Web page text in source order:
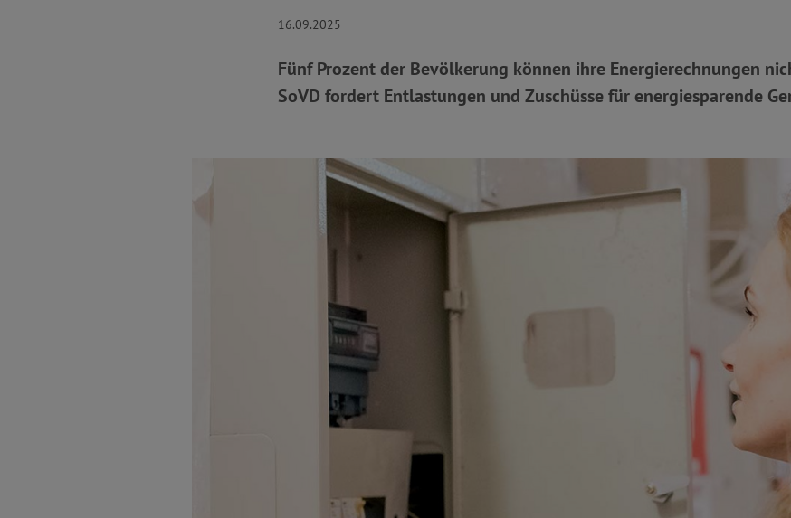
16.09.2025
Fünf Prozent der Bevölkerung können ihre Energierechnungen
SoVD fordert Entlastungen und Zuschüsse für energiesparende